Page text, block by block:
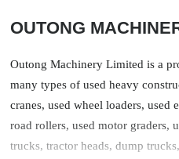
OUTONG
Outong Machinery Limited is a
many types of used heavy
cranes, used wheel loaders, used
road rollers, used motor graders,
trucks, tractor heads, dump